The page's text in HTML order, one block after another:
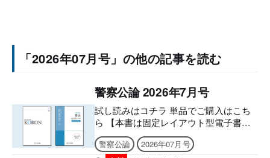
「2026年07月号」の他の記事を読む
警察公論 2026年7月号
試し読みはコチラ 単品でご購入はこち
ら 【本書は固定レイアウト型電子書籍
のため、なるべく大きな画面でのご利用
を推奨しております。文字のハイライ
警察公論
2026年07月号